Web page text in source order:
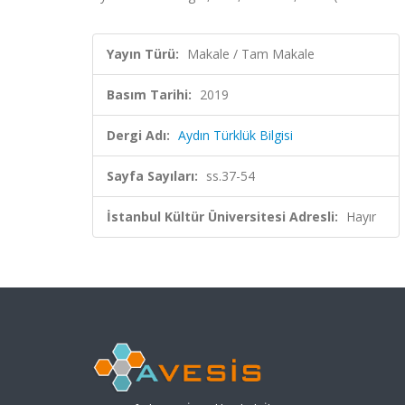
Yayın Türü: Makale / Tam Makale
Basım Tarihi: 2019
Dergi Adı: Aydın Türklük Bilgisi
Sayfa Sayıları: ss.37-54
İstanbul Kültür Üniversitesi Adresli: Hayır